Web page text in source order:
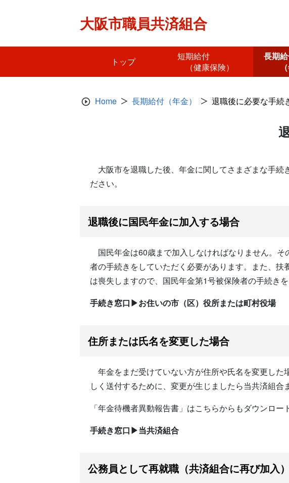
大阪市職員共済組合
トップ
短期給付
（健康保険）
長
Home 長期給付（年金） 退職後に必要な手続
大阪市を退職した後、年金に関してさまざまな手続
ださい。
退職後に国民年金に加入する場合
国民年金は60歳まで加入しなければなりません。
者の手続きをしていただく必要があります。また、
は喪失しますので、国民年金第1号被保険者の手続き
手続き窓口▶お住いの市（区）役所または町村役場
住所または氏名を変更した場合
年金をまだ受けていない方が住所や氏名を変更した
しく送付するために、変更が生じましたら当共済組合
「年金待機者異動報告書」はこちらからもダウンロー
手続き窓口▶当共済組合
公務員として再就職（共済組合に再び加入